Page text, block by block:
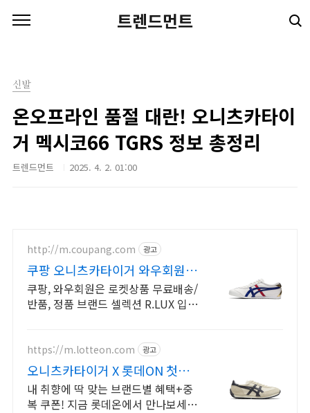
트렌드먼트
신발
온오프라인 품절 대란! 오니츠카타이
거 멕시코66 TGRS 정보 총정리
트렌드먼트 2025. 4. 2. 01:00
http://m.coupang.com 광고
쿠팡 오니츠카타이거 와우회원은
무제한 무료배송
쿠팡, 와우회원은 로켓상품 무료배송/
반품, 정품 브랜드 셀렉션 R.LUX 입
https://m.lotteon.com 광고
오니츠카타이거 X 롯데ON 첫구
매 최대 5천원 혜택!
내 취향에 딱 맞는 브랜드별 혜택+중
복 쿠폰! 지금 롯데온에서 만나보세